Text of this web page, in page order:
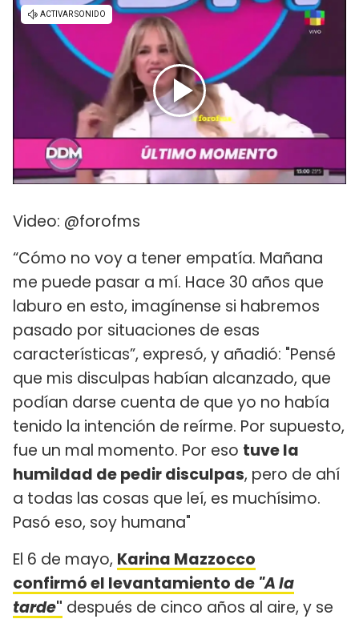
Video: @forofms
“Cómo no voy a tener empatía. Mañana
me puede pasar a mí. Hace 30 años que
laburo en esto, imagínense si habremos
pasado por situaciones de esas
características”, expresó, y añadió: "Pensé
que mis disculpas habían alcanzado, que
podían darse cuenta de que yo no había
tenido la intención de reírme. Por supuesto,
fue un mal momento. Por eso tuve la
humildad de pedir disculpas, pero de ahí
a todas las cosas que leí, es muchísimo.
Pasó eso, soy humana"
El 6 de mayo, Karina Mazzocco
confirmó el levantamiento de "A la
tarde" después de cinco años al aire, y se